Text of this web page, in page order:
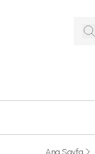
Ana Sayfa